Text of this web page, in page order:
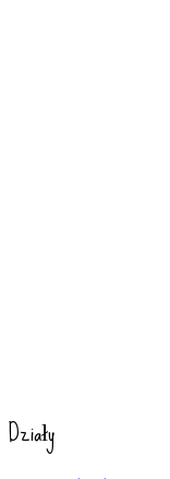
Działy